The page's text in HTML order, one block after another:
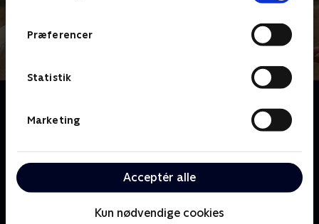
Præferencer
Statistik
Marketing
Acceptér alle
Kun nødvendige cookies
Vi følger en flok cafe latte-drikkende og Facebook-
vante storbyrotters første møde med livet som
bliver iført flot westerntøj og får munden fuld af
snus, så kan det være en næsten uoverkommelig
stive storby-ben - især når hesten viser sig at være